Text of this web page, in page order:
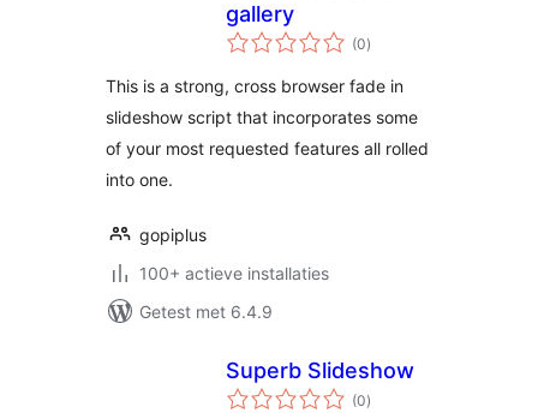
gallery
(0totaal
waarderingen
)
This is a strong, cross browser fade in
slideshow script that incorporates some
of your most requested features all rolled
into one.
gopiplus
100+ actieve installaties
Getest met 6.4.9
Superb Slideshow
(0totaal
waarderingen
)